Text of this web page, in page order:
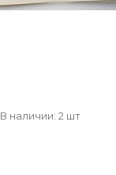
В наличии: 2 шт